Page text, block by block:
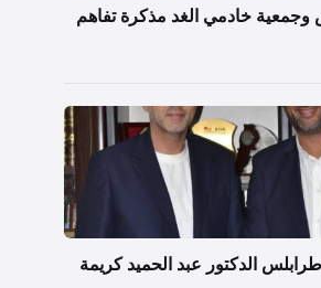
خادمي الغد مذكرة تفاهم
الدكتور عبد الحميد كريمة